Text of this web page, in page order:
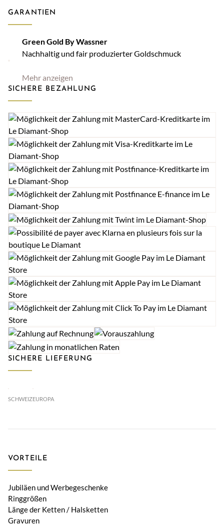
GARANTIEN
Green Gold By Wassner
Nachhaltig und fair produzierter Goldschmuck
Mehr anzeigen
SICHERE BEZAHLUNG
SICHERE LIEFERUNG
SCHWEIZEUROPA
VORTEILE
Jubiläen und Werbegeschenke
Ringgrößen
Länge der Ketten / Halsketten
Gravuren